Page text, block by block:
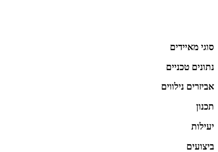
סוגי מאיידים
נתונים טכניים
אביזרים נילווים
תכנון
יעילות
ביצועים